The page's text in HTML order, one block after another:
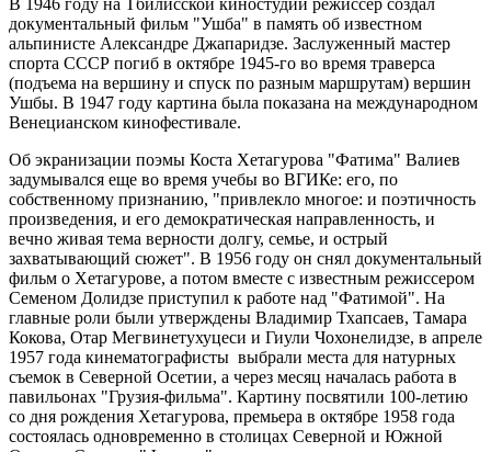
документальный фильм "Ушба" в память об известном
альпинисте Александре Джапаридзе. Заслуженный мастер
спорта СССР погиб в октябре 1945-го во время траверса
(подъема на вершину и спуск по разным маршрутам) вершин
Ушбы. В 1947 году картина была показана на международном
Венецианском кинофестивале.
Об экранизации поэмы Коста Хетагурова "Фатима" Валиев
задумывался еще во время учебы во ВГИКе: его, по
собственному признанию, "привлекло многое: и поэтичность
произведения, и его демократическая направленность, и
вечно живая тема верности долгу, семье, и острый
захватывающий сюжет". В 1956 году он снял документальный
фильм о Хетагурове, а потом вместе с известным режиссером
Семеном Долидзе приступил к работе над "Фатимой". На
главные роли были утверждены Владимир Тхапсаев, Тамара
Кокова, Отар Мегвинетухуцеси и Гиули Чохонелидзе, в апреле
1957 года кинематографисты выбрали места для натурных
съемок в Северной Осетии, а через месяц началась работа в
павильонах "Грузия-фильма". Картину посвятили 100-летию
со дня рождения Хетагурова, премьера в октябре 1958 года
состоялась одновременно в столицах Северной и Южной